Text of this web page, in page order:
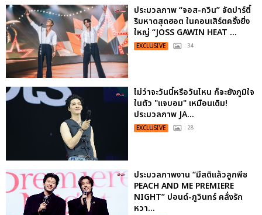
ประมวลภาพ “จอส-กวิน” จัดปาร์ตี้
ริมหาดสุดฮอต ในคอนเสิร์ตครั้งยิ่ง
ใหญ่ “JOSS GAWIN HEAT ...
EXCLUSIVE : 34
ไม่ว่าจะวันนี้หรือวันไหน ก็จะยังภูมิใจ
ในตัว "แจบอม" เหมือนเดิม!
ประมวลภาพ JA...
EXCLUSIVE : 28
ประมวลภาพงาน “มีสติแล้วลูกพีช
PEACH AND ME PREMIERE
NIGHT” ปอนด์-ภูวินทร์ คลั่งรัก
หวา...